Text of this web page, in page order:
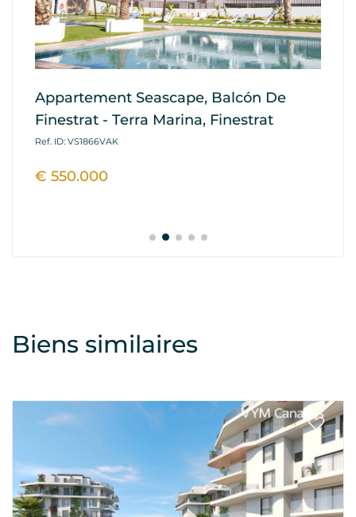
Appartement Seascape, Balcón De
Finestrat - Terra Marina, Finestrat
Ref. ID: VS1866VAK
€ 550.000
Biens similaires